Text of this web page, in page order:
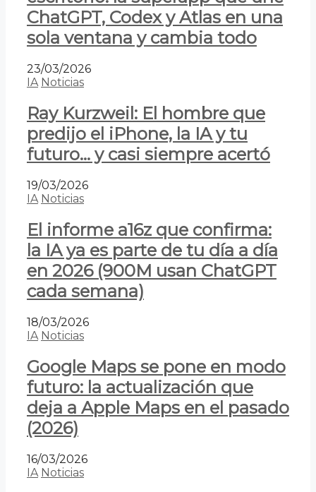
ChatGPT, Codex y Atlas en una
sola ventana y cambia todo
23/03/2026
IA Noticias
Ray Kurzweil: El hombre que
predijo el iPhone, la IA y tu
futuro… y casi siempre acertó
19/03/2026
IA Noticias
El informe a16z que confirma:
la IA ya es parte de tu día a día
en 2026 (900M usan ChatGPT
cada semana)
18/03/2026
IA Noticias
Google Maps se pone en modo
futuro: la actualización que
deja a Apple Maps en el pasado
(2026)
16/03/2026
IA Noticias